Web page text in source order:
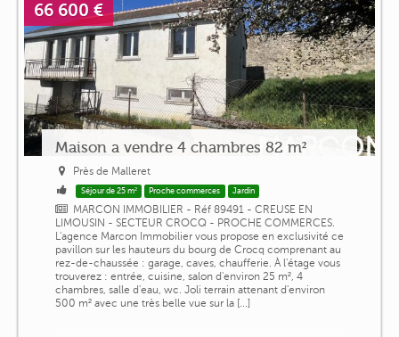
66 600 €
Maison a vendre 4 chambres 82 m²
Près de Malleret
Séjour de 25 m² Proche commerces Jardin
MARCON IMMOBILIER - Réf 89491 - CREUSE EN
LIMOUSIN - SECTEUR CROCQ - PROCHE COMMERCES.
L'agence Marcon Immobilier vous propose en exclusivité ce
pavillon sur les hauteurs du bourg de Crocq comprenant au
rez-de-chaussée : garage, caves, chaufferie. À l'étage vous
trouverez : entrée, cuisine, salon d'environ 25 m², 4
chambres, salle d'eau, wc. Joli terrain attenant d'environ
500 m² avec une très belle vue sur la [...]